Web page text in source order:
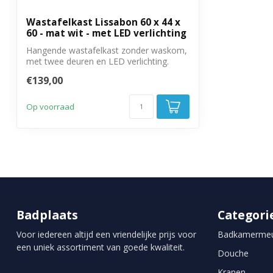
Wastafelkast Lissabon 60 x 44 x
60 - mat wit - met LED verlichting
Hangende wastafelkast zonder waskom,
met twee deuren en LED verlichting.
€139,00
Op voorraad
Badplaats
Voor iedereen altijd een vriendelijke prijs voor
een uniek assortiment van goede kwaliteit.
Douche